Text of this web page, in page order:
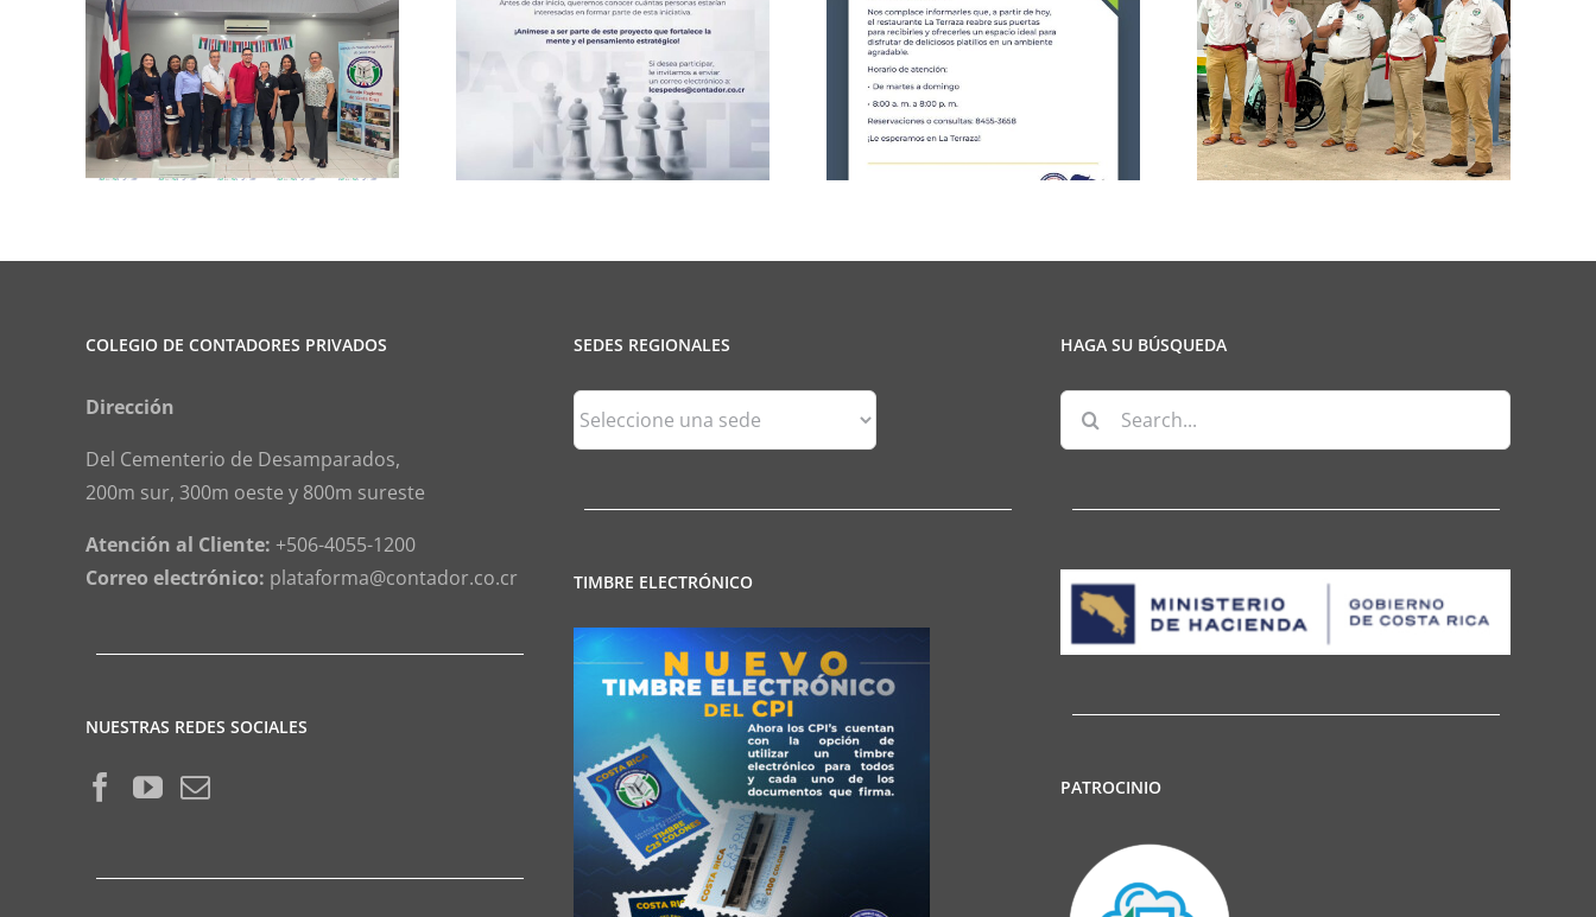
Club de Ajedrez CCPCR Informa
Celebración de la
25 de Julio
CCPCR Informa
COLEGIO DE CONTADORES PRIVADOS
Dirección
Del Cementerio de Desamparados,
200m sur, 300m oeste y 800m sureste
Atención al Cliente: +506-4055-1200
Correo electrónico: plataforma@contador.co.cr
NUESTRAS REDES SOCIALES
SEDES REGIONALES
Sedes
Regionales
TIMBRE ELECTRÓNICO
HAGA SU BÚSQUEDA
Search
for:
PATROCINIO